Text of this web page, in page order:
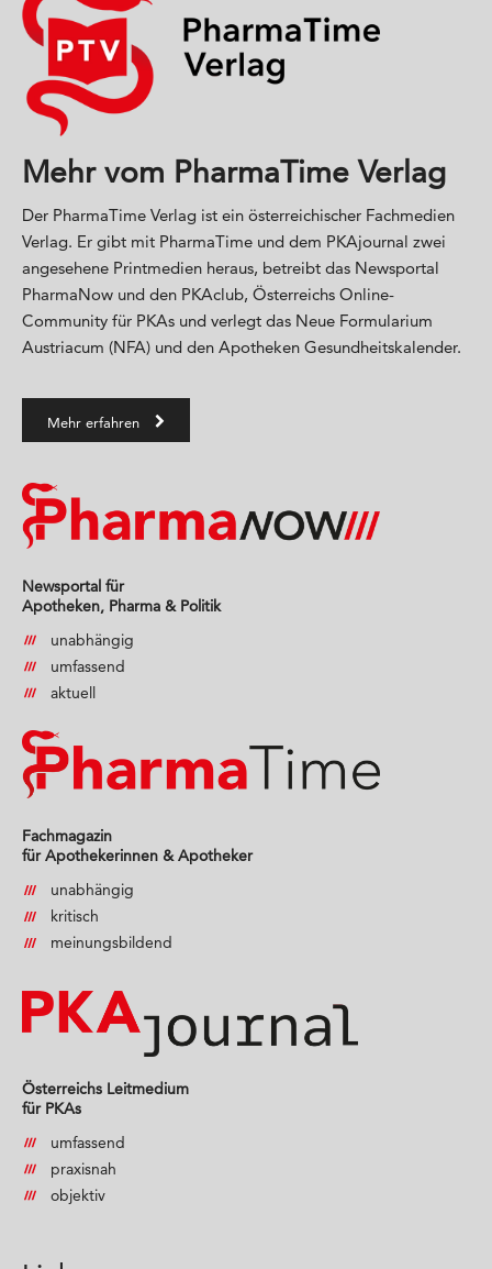
Mehr vom PharmaTime Verlag
Der PharmaTime Verlag ist ein österreichischer Fachmedien
Verlag. Er gibt mit PharmaTime und dem PKAjournal zwei
angesehene Printmedien heraus, betreibt das Newsportal
PharmaNow und den PKAclub, Österreichs Online-
Community für PKAs und verlegt das Neue Formularium
Austriacum (NFA) und den Apotheken Gesundheitskalender.
Mehr erfahren
Newsportal für
Apotheken, Pharma & Politik
unabhängig
umfassend
aktuell
Fachmagazin
für Apothekerinnen & Apotheker
unabhängig
kritisch
meinungsbildend
Österreichs Leitmedium
für PKAs
umfassend
praxisnah
objektiv